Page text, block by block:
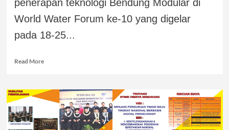
penerapan teknologi Bendung Modular di
World Water Forum ke-10 yang digelar
pada 18-25...
Read More